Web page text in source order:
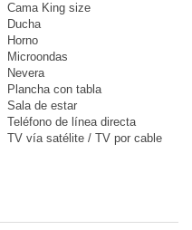
Cama King size
Ducha
Horno
Microondas
Nevera
Plancha con tabla
Sala de estar
Teléfono de línea directa
TV vía satélite / TV por cable